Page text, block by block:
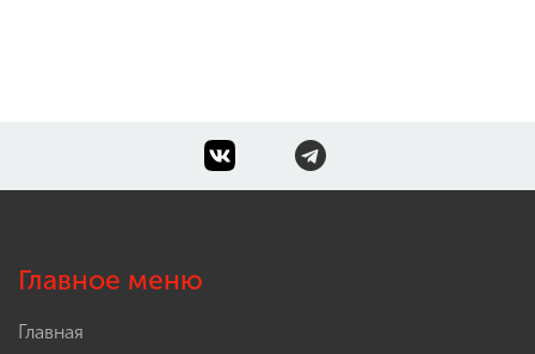
Главное меню
Главная